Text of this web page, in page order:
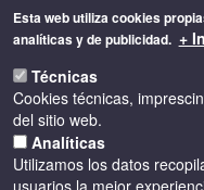
Esta web utiliza cookies
analíticas y de publicidad. +
Técnicas
Cookies técnicas,
del sitio web.
Analíticas
Utilizamos los datos
usuarios la mejor
Pasar
principal